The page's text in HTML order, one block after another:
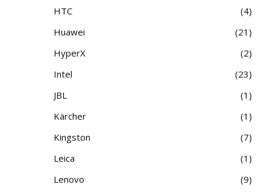
HTC
4
Huawei
21
HyperX
2
Intel
23
JBL
1
Kärcher
1
Kingston
7
Leica
1
Lenovo
9